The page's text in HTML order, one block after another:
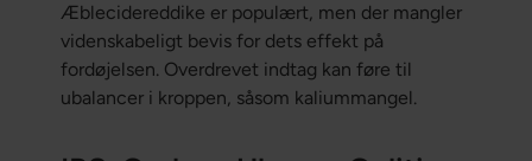
Æblecidereddike er populært, men der mangler
videnskabeligt bevis for dets effekt på
fordøjelsen. Overdrevet indtag kan føre til
ubalancer i kroppen, såsom kaliummangel.